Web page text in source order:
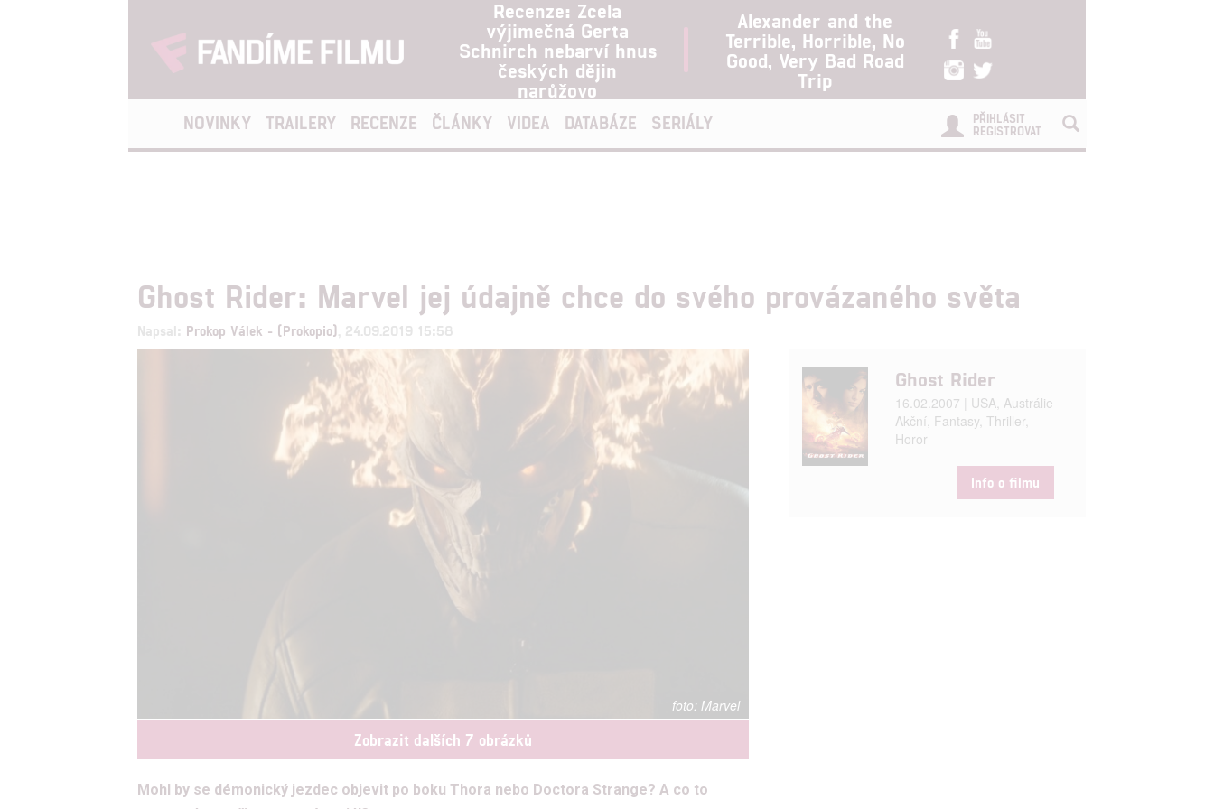
Recenze: Zcela
výjimečná Gerta
Schnirch nebarví hnus
českých dějin
narůžovo
Alexander and the
Terrible, Horrible, No
Good, Very Bad Road
Trip
NOVINKY TRAILERY RECENZE ČLÁNKY VIDEA DATABÁZE SERIÁLY
PŘIHLÁSIT
REGISTROVAT
Ghost Rider: Marvel jej údajně chce do svého provázaného světa
Napsal: Prokop Válek - (Prokopio) , 24.09.2019 15:58
Marvel
Zobrazit dalších 7 obrázků
Mohl by se démonický jezdec objevit po boku Thora nebo Doctora Strange? A co to
Ghost Rider
16.02.2007 | USA, Austrálie
Akční, Fantasy, Thriller,
Horor
Info o filmu